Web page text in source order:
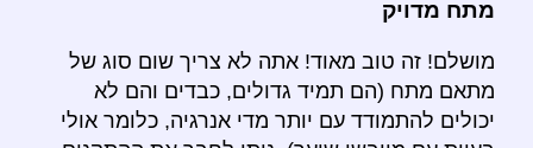
מתח מדויק
מושלם! זה טוב מאוד! אתה לא צריך שום סוג של
מתאם מתח (הם תמיד גדולים, כבדים והם לא
יכולים להתמודד עם יותר מדי אנרגיה, כלומר אולי